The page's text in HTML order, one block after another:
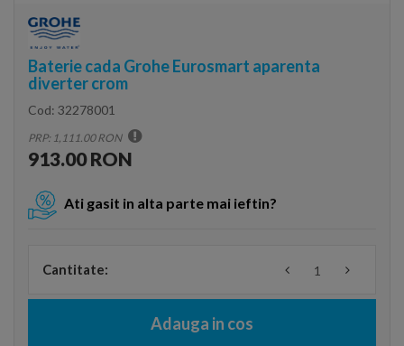
Baterie cada Grohe Eurosmart aparenta
diverter crom
Cod: 32278001
PRP: 1,111.00 RON
913.00 RON
Ati gasit in alta parte mai ieftin?
Cantitate:
Adauga in cos